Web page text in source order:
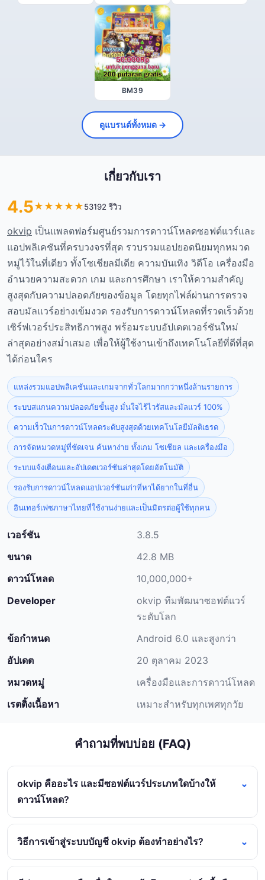
BM39
ดูแบรนด์ทั้งหมด →
เกี่ยวกับเรา
4.5★ ★ ★ ★ ★53192 รีวิว
okvip เป็นแพลตฟอร์มศูนย์รวมการดาวน์โหลดซอฟต์แวร์และ
แอปพลิเคชันที่ครบวงจรที่สุด รวบรวมแอปยอดนิยมทุกหมวด
หมู่ไว้ในที่เดียว ทั้งโซเชียลมีเดีย ความบันเทิง วิดีโอ เครื่องมือ
อำนวยความสะดวก เกม และการศึกษา เราให้ความสำคัญ
สูงสุดกับความปลอดภัยของข้อมูล โดยทุกไฟล์ผ่านการตรวจ
สอบมัลแวร์อย่างเข้มงวด รองรับการดาวน์โหลดที่รวดเร็วด้วย
เซิร์ฟเวอร์ประสิทธิภาพสูง พร้อมระบบอัปเดตเวอร์ชันใหม่
ล่าสุดอย่างสม่ำเสมอ เพื่อให้ผู้ใช้งานเข้าถึงเทคโนโลยีที่ดีที่สุด
ได้ก่อนใคร
แหล่งรวมแอปพลิเคชันและเกมจากทั่วโลกมากกว่าหนึ่งล้านรายการ
ระบบสแกนความปลอดภัยขั้นสูง มั่นใจไร้ไวรัสและมัลแวร์ 100%
ความเร็วในการดาวน์โหลดระดับสูงสุดด้วยเทคโนโลยีมัลติเธรด
การจัดหมวดหมู่ที่ชัดเจน ค้นหาง่าย ทั้งเกม โซเชียล และเครื่องมือ
ระบบแจ้งเตือนและอัปเดตเวอร์ชันล่าสุดโดยอัตโนมัติ
รองรับการดาวน์โหลดแอปเวอร์ชันเก่าที่หาได้ยากในที่อื่น
อินเทอร์เฟซภาษาไทยที่ใช้งานง่ายและเป็นมิตรต่อผู้ใช้ทุกคน
เวอร์ชัน
3.8.5
ขนาด
42.8 MB
ดาวน์โหลด
10,000,000+
Developer
okvip ทีมพัฒนาซอฟต์แวร์
ระดับโลก
ข้อกำหนด
Android 6.0 และสูงกว่า
อัปเดต
20 ตุลาคม 2023
หมวดหมู่
เครื่องมือและการดาวน์โหลด
เรตติ้งเนื้อหา
เหมาะสำหรับทุกเพศทุกวัย
คำถามที่พบบ่อย (FAQ)
okvip คืออะไร และมีซอฟต์แวร์ประเภทใดบ้างให้
ดาวน์โหลด?
วิธีการเข้าสู่ระบบบัญชี okvip ต้องทำอย่างไร?